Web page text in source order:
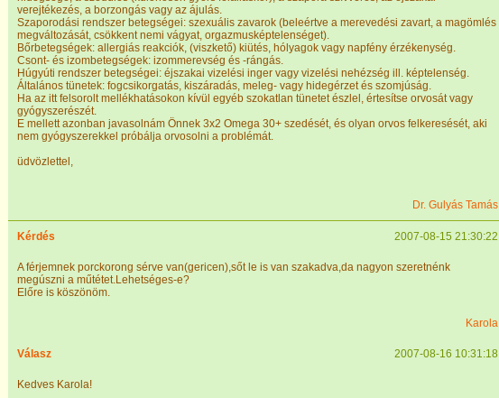
verejtékezés, a borzongás vagy az ájulás.
Szaporodási rendszer betegségei: szexuális zavarok (beleértve a merevedési zavart, a magömlés
megváltozását, csökkent nemi vágyat, orgazmusképtelenséget).
Bőrbetegségek: allergiás reakciók, (viszkető) kiütés, hólyagok vagy napfény érzékenység.
Csont- és izombetegségek: izommerevség és -rángás.
Húgyúti rendszer betegségei: éjszakai vizelési inger vagy vizelési nehézség ill. képtelenség.
Általános tünetek: fogcsikorgatás, kiszáradás, meleg- vagy hidegérzet és szomjúság.
Ha az itt felsorolt mellékhatásokon kívül egyéb szokatlan tünetet észlel, értesítse orvosát vagy
gyógyszerészét.
E mellett azonban javasolnám Önnek 3x2 Omega 30+ szedését, és olyan orvos felkeresését, aki
nem gyógyszerekkel próbálja orvosolni a problémát.
üdvözlettel,
Dr. Gulyás Tamás
Kérdés 2007-08-15 21:30:22
A férjemnek porckorong sérve van(gericen),sőt le is van szakadva,da nagyon szeretnénk
megúszni a műtétet.Lehetséges-e?
Előre is köszönöm.
Karola
Válasz 2007-08-16 10:31:18
Kedves Karola!